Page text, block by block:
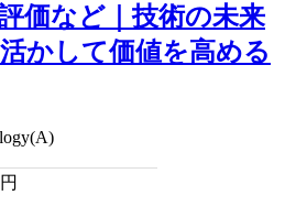
価など｜技術の未来
かして価値を高める
円